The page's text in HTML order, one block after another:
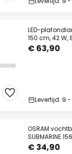
LED-
150 cm, 42 W,
€ 63,90
Levertijd: 9
OSRAM
SUBMARINE
IP65
€ 34,90